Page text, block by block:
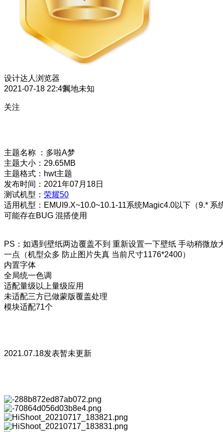
设计达人 浏览器
2021-07-18 22:49属地未知
关注
主题名称 ：多啦A梦
主题大小：29.65MB
主题格式：hwt主题
发布时间：2021年07月18日
测试机型： 荣耀50
适用机型：EMUI9.X~10.0~10.1-11系统Magic4.0以下（9.* 系
可能存在BUG 混搭使用
PS：如遇到壁纸两边覆盖不到 重新设置一下壁纸 手动稍微放
一点（机型众多 防止图片失真 当前尺寸1176*2400）
内置字体
全局统一色调
适配量级以上量级应用
未适配三方已做蒙版覆盖处理
模块适配71个
2021.07.18发表暂未更新